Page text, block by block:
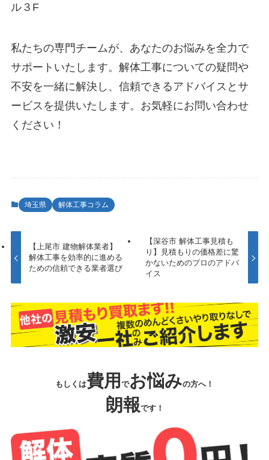
ル３F
私たちの専門チームが、あなたのお悩みを全力で
サポートいたします。解体工事についての疑問や
不安を一緒に解決し、信頼できるアドバイスとサ
ービスを提供いたします。お気軽にお問い合わせ
ください！
埼玉県 解体工事コラム
【上尾市 建物解体業者】
解体工事を効率的に進める
ための信頼できる業者選び
【深谷市 解体工事見積も
り】見積もりの価格差に驚
かないためのプロのアドバ
イス
もしくは費用 でお悩みの方へ！
朗報です！